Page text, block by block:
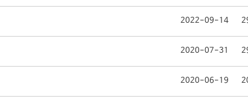
2022-09-14
2020-07-31
2020-06-19